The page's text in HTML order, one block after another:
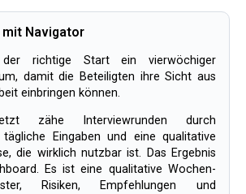
mit Navigator
damit die Beteiligten ihre Sicht aus
einbringen können.
tägliche Eingaben und eine qualitative
die wirklich nutzbar ist. Das Ergebnis
Es ist eine qualitative Wochen-
Risiken, Empfehlungen und